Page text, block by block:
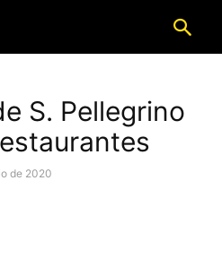
S. Pellegrino
de 2020